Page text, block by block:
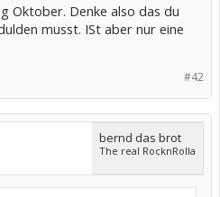
Oktober. Denke also das du
musst. ISt aber nur eine
#42
bernd das brot
The real RocknRolla